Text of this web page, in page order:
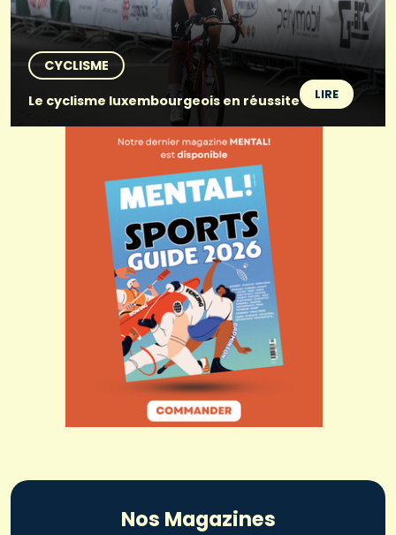
CYCLISME
Le cyclisme luxembourgeois en réussite
LIRE
Nos Magazines